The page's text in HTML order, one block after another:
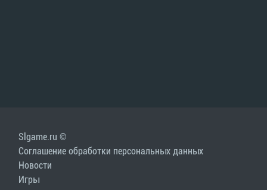
Slgame.ru ©
Соглашение обработки персональных данных
Новости
Игры